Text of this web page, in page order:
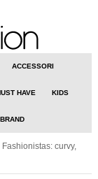
ACCESSORI
HAVE KIDS
BRAND
curvy,